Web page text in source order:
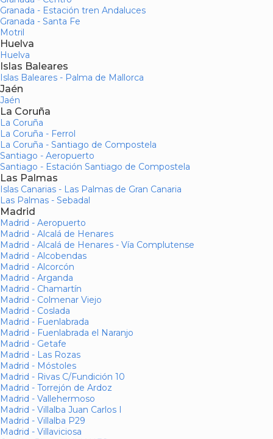
Granada - Estación tren Andaluces
Granada - Santa Fe
Motril
Huelva
Huelva
Islas Baleares
Islas Baleares - Palma de Mallorca
Jaén
Jaén
La Coruña
La Coruña
La Coruña - Ferrol
La Coruña - Santiago de Compostela
Santiago - Aeropuerto
Santiago - Estación Santiago de Compostela
Las Palmas
Islas Canarias - Las Palmas de Gran Canaria
Las Palmas - Sebadal
Madrid
Madrid - Aeropuerto
Madrid - Alcalá de Henares
Madrid - Alcalá de Henares - Vía Complutense
Madrid - Alcobendas
Madrid - Alcorcón
Madrid - Arganda
Madrid - Chamartín
Madrid - Colmenar Viejo
Madrid - Coslada
Madrid - Fuenlabrada
Madrid - Fuenlabrada el Naranjo
Madrid - Getafe
Madrid - Las Rozas
Madrid - Móstoles
Madrid - Rivas C/Fundición 10
Madrid - Torrejón de Ardoz
Madrid - Vallehermoso
Madrid - Villalba Juan Carlos I
Madrid - Villalba P29
Madrid - Villaviciosa